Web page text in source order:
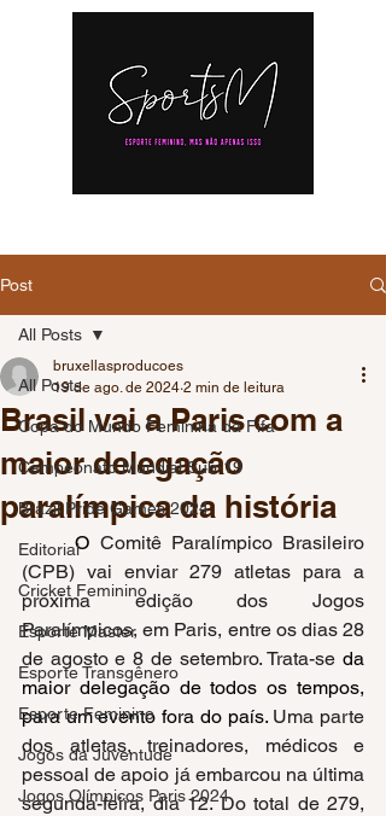
Post
All Posts
Copa do Mundo Feminina da Fifa
Campeonato Mundial Sub-19
Brazil Pride Games 2024
Editorial
Cricket Feminino
Esporte Master
Esporte Transgênero
Esporte Feminino
Jogos da Juventude
Jogos Olímpicos Paris 2024
All Posts
Brasil vai a Paris com a
maior delegação
paralímpica da história
bruxellasproducoes
19 de ago. de 2024 2 min de leitura
	O
Comitê Paralímpico Brasileiro
(CPB) vai enviar 279 atletas para a
próxima edição dos Jogos
Paralímpicos, em Paris, entre os dias 28
de agosto e 8 de setembro. Trata-se da
maior delegação de todos os tempos,
para um evento fora do país. Uma parte
dos atletas, treinadores, médicos e
pessoal de apoio já embarcou na última
segunda-feira, dia 12. Do total de 279,